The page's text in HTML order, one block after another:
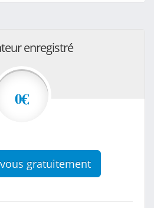
enregistré
0€
gratuitement